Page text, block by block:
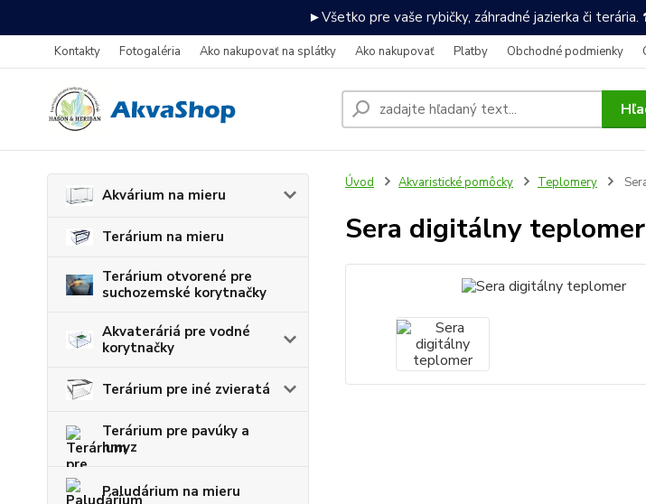
►Všetko pre vaše rybičky, záhradné jazierka či
Kontakty Fotogaléria Ako nakupovať na splátky Ako nakupovať Platby Obchodné podmienky
Akvárium na mieru
Terárium na mieru
Terárium otvorené pre
suchozemské korytnačky
Akvateráriá pre vodné
korytnačky
Terárium pre iné zvieratá
Terárium pre pavúky a
hmyz
Paludárium na mieru
Úvod Akvaristické pomôcky Teplomery
Sera digitálny teplomer